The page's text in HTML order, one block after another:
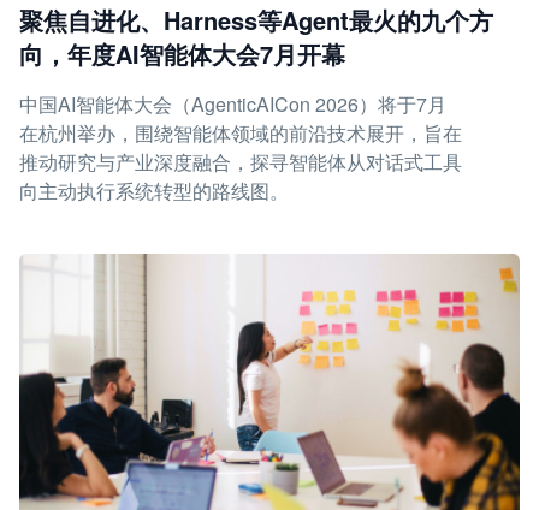
聚焦自进化、Harness等Agent最火的九个方
向，年度AI智能体大会7月开幕
中国AI智能体大会（AgenticAICon 2026）将于7月
在杭州举办，围绕智能体领域的前沿技术展开，旨在
推动研究与产业深度融合，探寻智能体从对话式工具
向主动执行系统转型的路线图。